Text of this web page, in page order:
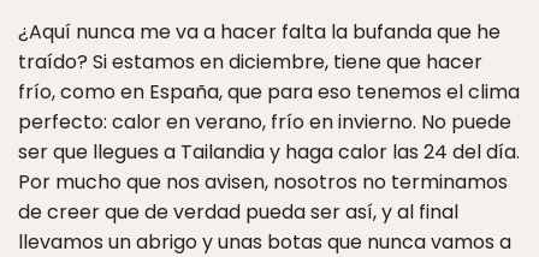
¿Aquí nunca me va a hacer falta la bufanda que he
traído? Si estamos en diciembre, tiene que hacer
frío, como en España, que para eso tenemos el clima
perfecto: calor en verano, frío en invierno. No puede
ser que llegues a Tailandia y haga calor las 24 del día.
Por mucho que nos avisen, nosotros no terminamos
de creer que de verdad pueda ser así, y al final
llevamos un abrigo y unas botas que nunca vamos a